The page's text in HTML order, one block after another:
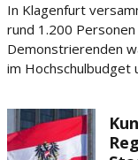
In Klagenfurt
rund 1.200
Demonstrierenden
im Hochschulbudget